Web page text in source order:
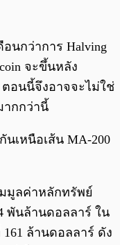
นกว่าการ Halving
จะขึ้นหลัง
อนนี้จึงอาจจะไม่ใช่
ากกว่านี้
เหนือเส้น MA-200
มูลค่าหลักทรัพย์
พันล้านดอลลาร์ ใน
ล้านดอลลาร์ ดัง